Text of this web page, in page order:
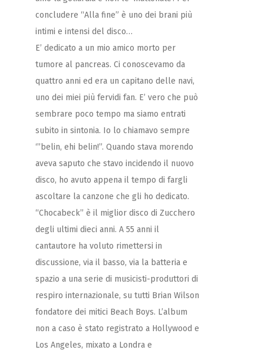
concludere “Alla fine” è uno dei brani più
intimi e intensi del disco…
E’ dedicato a un mio amico morto per
tumore al pancreas. Ci conoscevamo da
quattro anni ed era un capitano delle navi,
uno dei miei più fervidi fan. E’ vero che può
sembrare poco tempo ma siamo entrati
subito in sintonia. Io lo chiamavo sempre
‘”belin, ehi belin!”. Quando stava morendo
aveva saputo che stavo incidendo il nuovo
disco, ho avuto appena il tempo di fargli
ascoltare la canzone che gli ho dedicato.
“Chocabeck” è il miglior disco di Zucchero
degli ultimi dieci anni. A 55 anni il
cantautore ha voluto rimettersi in
discussione, via il basso, via la batteria e
spazio a una serie di musicisti-produttori di
respiro internazionale, su tutti Brian Wilson
fondatore dei mitici Beach Boys. L’album
non a caso è stato registrato a Hollywood e
Los Angeles, mixato a Londra e